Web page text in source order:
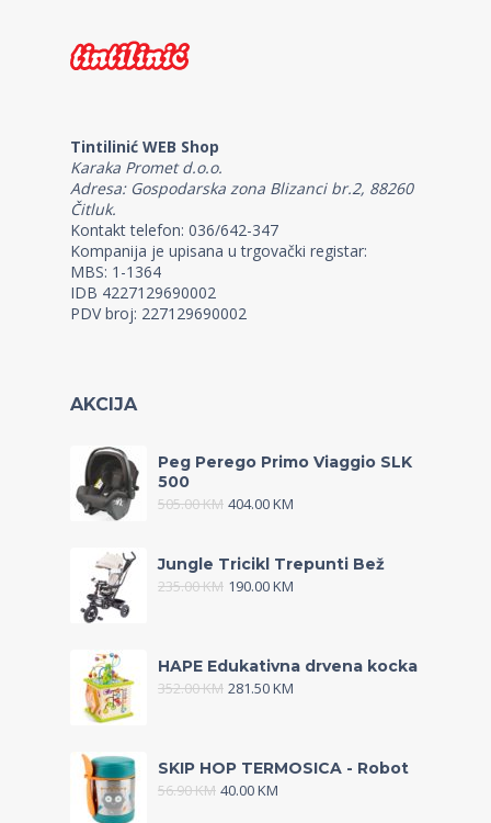
Tintilinić WEB Shop
Karaka Promet d.o.o.
Adresa: Gospodarska zona Blizanci br.2, 88260
Čitluk.
Kontakt telefon: 036/642-347
Kompanija je upisana u trgovački registar:
MBS: 1-1364
IDB 4227129690002
PDV broj: 227129690002
AKCIJA
Peg Perego Primo Viaggio SLK
500
505.00KM 404.00KM
Jungle Tricikl Trepunti Bež
235.00KM 190.00KM
HAPE Edukativna drvena kocka
352.00KM 281.50KM
SKIP HOP TERMOSICA - Robot
56.90KM 40.00KM